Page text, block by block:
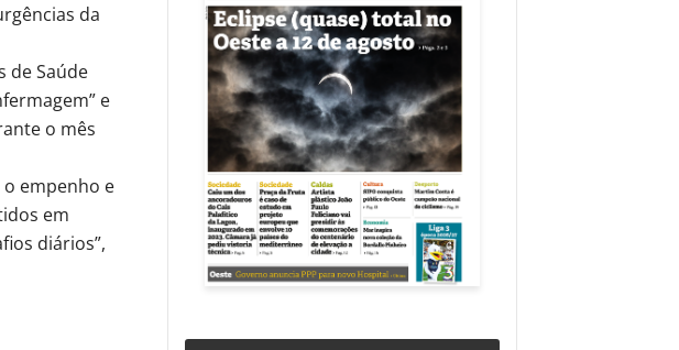
da
de Saúde
e
o mês
o empenho e
em
diários”,